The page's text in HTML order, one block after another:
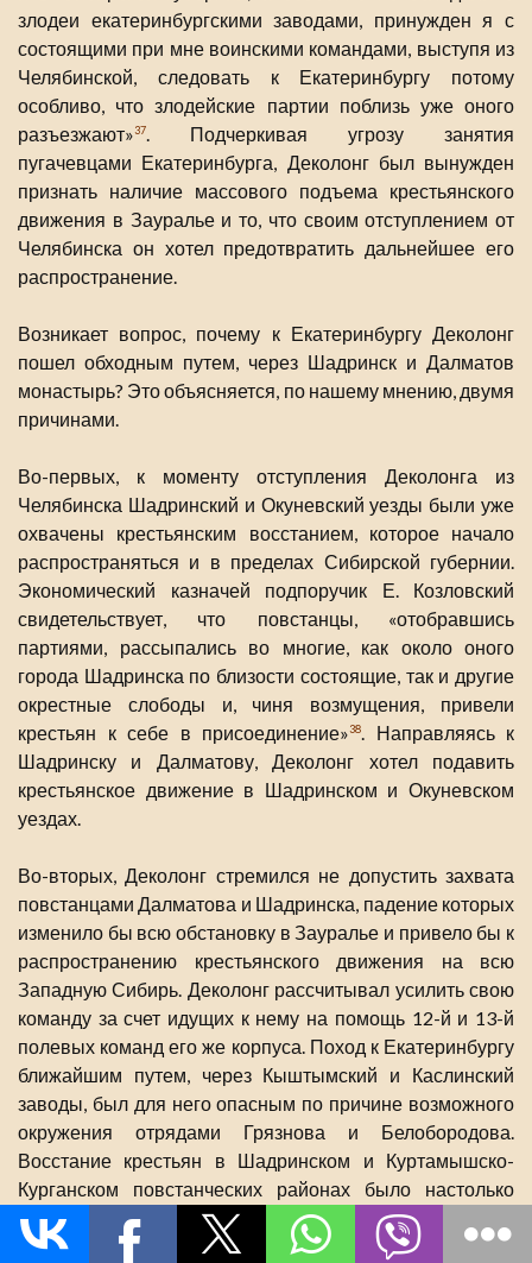
злодеи екатеринбургскими заводами, принужден я с
состоящими при мне воинскими командами, выступя из
Челябинской, следовать к Екатеринбургу потому
особливо, что злодейские партии поблизь уже оного
разъезжают»37. Подчеркивая угрозу занятия
пугачевцами Екатеринбурга, Деколонг был вынужден
признать наличие массового подъема крестьянского
движения в Зауралье и то, что своим отступлением от
Челябинска он хотел предотвратить дальнейшее его
распространение.
Возникает вопрос, почему к Екатеринбургу Деколонг
пошел обходным путем, через Шадринск и Далматов
монастырь? Это объясняется, по нашему мнению, двумя
причинами.
Во-первых, к моменту отступления Деколонга из
Челябинска Шадринский и Окуневский уезды были уже
охвачены крестьянским восстанием, которое начало
распространяться и в пределах Сибирской губернии.
Экономический казначей подпоручик Е. Козловский
свидетельствует, что повстанцы, «отобравшись
партиями, рассыпались во многие, как около оного
города Шадринска по близости состоящие, так и другие
окрестные слободы и, чиня возмущения, привели
крестьян к себе в присоединение»38. Направляясь к
Шадринску и Далматову, Деколонг хотел подавить
крестьянское движение в Шадринском и Окуневском
уездах.
Во-вторых, Деколонг стремился не допустить захвата
повстанцами Далматова и Шадринска, падение которых
изменило бы всю обстановку в Зауралье и привело бы к
распространению крестьянского движения на всю
Западную Сибирь. Деколонг рассчитывал усилить свою
команду за счет идущих к нему на помощь 12-й и 13-й
полевых команд его же корпуса. Поход к Екатеринбургу
ближайшим путем, через Кыштымский и Каслинский
заводы, был для него опасным по причине возможного
окружения отрядами Грязнова и Белобородова.
Восстание крестьян в Шадринском и Куртамышско-
Курганском повстанческих районах было настолько
широким и значительным, что вынудило Деколонга
задержаться со своими командами в этих местах и